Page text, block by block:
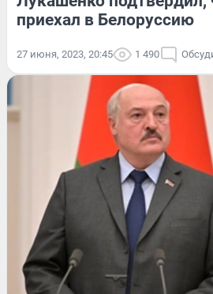
приехал в Белоруссию
27 июня, 2023, 20:45 1 490